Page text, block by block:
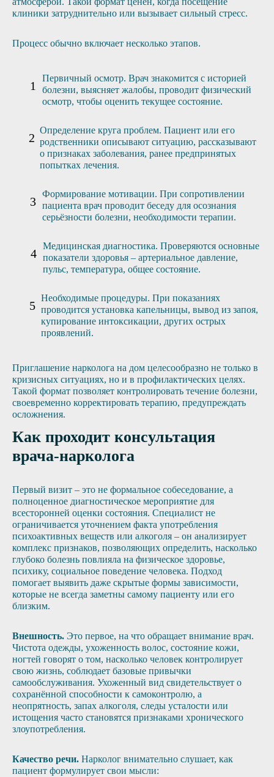
клиники затруднительно или вызывает сильный стресс.
Процесс обычно включает несколько этапов.
Первичный осмотр. Врач знакомится с историей
болезни, выясняет жалобы, проводит физический
осмотр, чтобы оценить текущее состояние.
Определение круга проблем. Пациент или его
родственники описывают ситуацию, рассказывают
о признаках заболевания, ранее предпринятых
попытках лечения.
Формирование мотивации. При сопротивлении
пациента врач проводит беседу для осознания
серьёзности болезни, необходимости терапии.
Медицинская диагностика. Проверяются основные
показатели здоровья – артериальное давление,
пульс, температура, общее состояние.
Необходимые процедуры. При показаниях
проводится установка капельницы, вывод из запоя,
купирование интоксикации, других острых
проявлений.
Приглашение нарколога на дом целесообразно не только в
кризисных ситуациях, но и в профилактических целях.
Такой формат позволяет контролировать течение болезни,
своевременно корректировать терапию, предупреждать
осложнения.
Как проходит консультация
врача-нарколога
Первый визит – это не формальное собеседование, а
полноценное диагностическое мероприятие для
всесторонней оценки состояния. Специалист не
ограничивается уточнением факта употребления
психоактивных веществ или алкоголя – он анализирует
комплекс признаков, позволяющих определить, насколько
глубоко болезнь повлияла на физическое здоровье,
психику, социальное поведение человека. Подход
помогает выявить даже скрытые формы зависимости,
которые не всегда заметны самому пациенту или его
близким.
Внешность. Это первое, на что обращает внимание врач.
Чистота одежды, ухоженность волос, состояние кожи,
ногтей говорят о том, насколько человек контролирует
свою жизнь, соблюдает базовые привычки
самообслуживания. Ухоженный вид свидетельствует о
сохранённой способности к самоконтролю, а
неопрятность, запах алкоголя, следы усталости или
истощения часто становятся признаками хронического
злоупотребления.
Качество речи. Нарколог внимательно слушает, как
пациент формулирует свои мысли: